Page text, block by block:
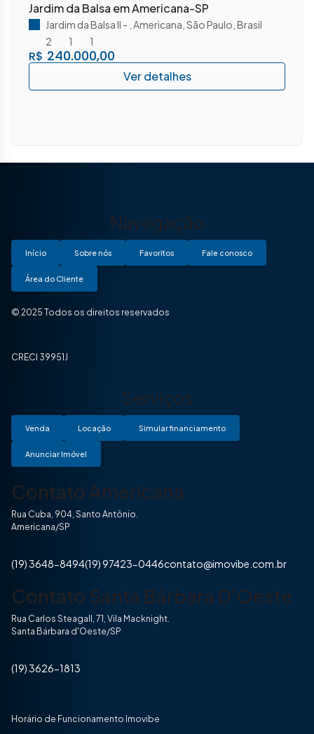
Jardim da Balsa em Americana-SP
R$ 240.000,00
Jardim da Balsa II Americana São Paulo Brasil
2
1 1
Navegação
Início Sobre nós Favoritos Fale conosco
Área do Cliente
© 2025 Todos os direitos reservados
CRECI 39951J
Serviços
Venda Locação Simular financiamento
Anunciar Imóvel
Contato Americana
Rua Cuba, 904, Santo Antônio.
Americana/SP
(19) 3648-8494(19) 97423-0446contato@imovibe.com.br
Contato Santa Bárbara D'Oeste
Rua Carlos Steagall, 71, Vila Macknight.
Santa Bárbara d'Oeste/SP
(19) 3626-1813
Horário de Funcionamento Imovibe